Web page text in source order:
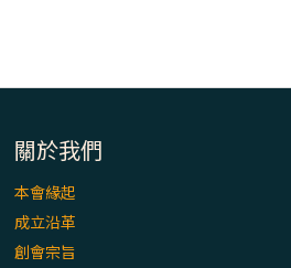
(2)黃敏正主教帶
關於我們
本會緣起
成立沿革
創會宗旨